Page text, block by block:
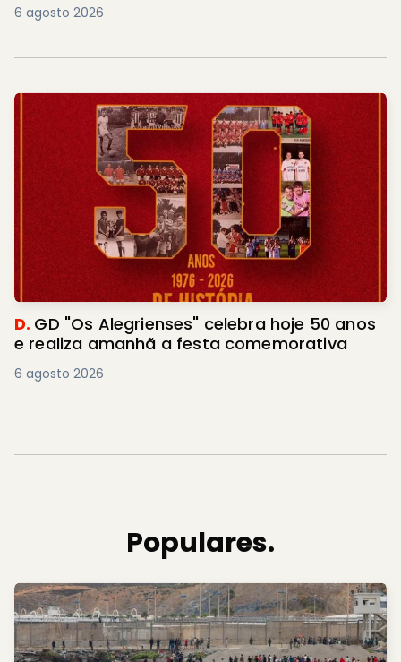
6 agosto 2026
D. GD "Os Alegrienses" celebra hoje 50 anos
e realiza amanhã a festa comemorativa
6 agosto 2026
Populares.